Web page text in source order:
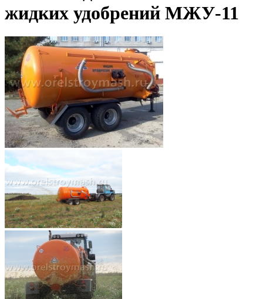
жидких удобрений МЖУ-11